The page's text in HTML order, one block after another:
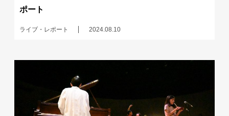
ポート
ライブ・レポート 2024.08.10